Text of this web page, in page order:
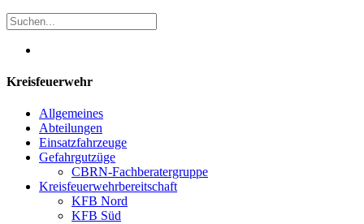
Kreisfeuerwehr
Allgemeines
Abteilungen
Einsatzfahrzeuge
Gefahrgutzüge
CBRN-Fachberatergruppe
Kreisfeuerwehrbereitschaft
KFB Nord
KFB Süd